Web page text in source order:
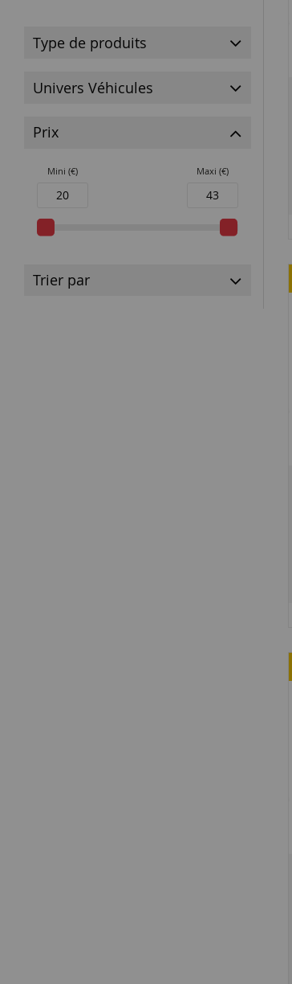
Type de produits
Univers Véhicules
Prix
Mini (€) Maxi (€)
Trier par